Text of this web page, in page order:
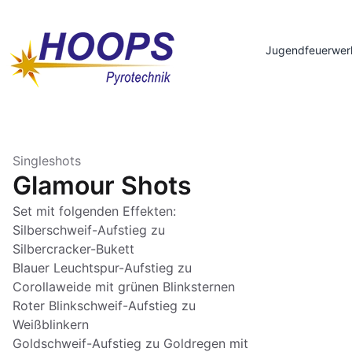
Singleshots
Glamour Shots
Set mit folgenden Effekten:
Silberschweif-Aufstieg zu
Silbercracker-Bukett
Blauer Leuchtspur-Aufstieg zu
Corollaweide mit grünen Blinksternen
Roter Blinkschweif-Aufstieg zu
Weißblinkern
Goldschweif-Aufstieg zu Goldregen mit